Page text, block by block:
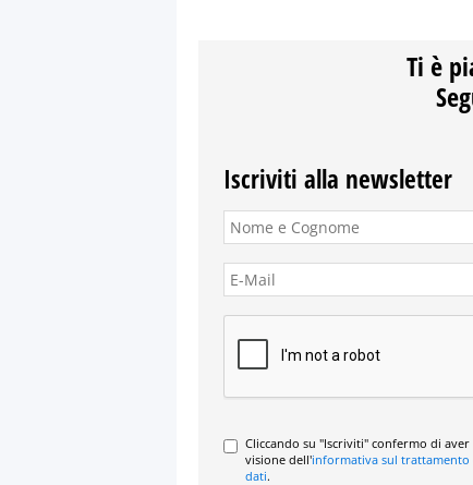
Ti è
Iscriviti alla newsletter
Cliccando su "Iscriviti" confermo di aver
visione dell'informativa sul trattamento
dati.